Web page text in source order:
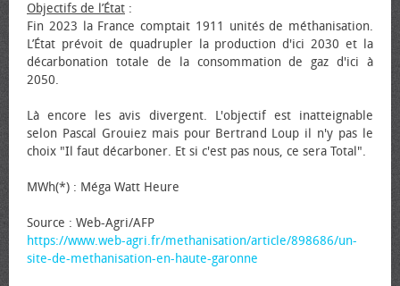
Objectifs de l’État :
Fin 2023 la France comptait 1911 unités de méthanisation.
L’État prévoit de quadrupler la production d'ici 2030 et la
décarbonation totale de la consommation de gaz d'ici à
2050.
Là encore les avis divergent. L'objectif est inatteignable
selon Pascal Grouiez mais pour Bertrand Loup il n'y pas le
choix "Il faut décarboner. Et si c'est pas nous, ce sera Total".
MWh(*) : Méga Watt Heure
Source : Web-Agri/AFP
https://www.web-agri.fr/methanisation/article/898686/un-
site-de-methanisation-en-haute-garonne